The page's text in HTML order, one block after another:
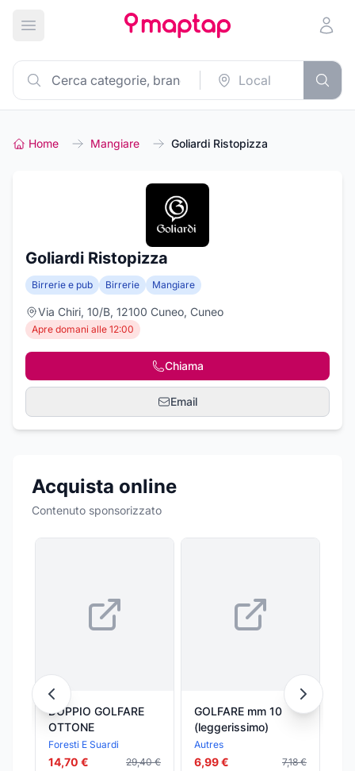
Apri menu principale
Home Mangiare Goliardi Ristopizza
Goliardi Ristopizza
Birrerie e pub Birrerie Mangiare
Via Chiri, 10/B, 12100 Cuneo, Cuneo
Apre domani alle 12:00
Chiama
Email
Acquista online
Contenuto sponsorizzato
DOPPIO GOLFARE
OTTONE
Foresti E Suardi
14,70 € 29,40 €
GOLFARE mm 10
(leggerissimo)
Autres
6,99 € 7,18 €